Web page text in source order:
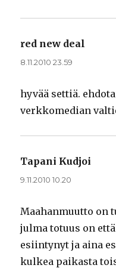
red new deal
8.11.2010 23.59
hyvää settiä.
verkkomedian
Tapani Kudjoi
9.11.2010 10.20
Maahanmuutto on
julma totuus on
esiintynyt ja aina
kulkea paikasta